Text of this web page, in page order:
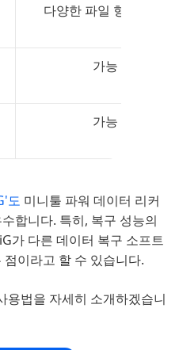
다양한 파일 형식 지원
가능
가능
도 미니툴 파워 데이터 리커
합니다. 특히, 복구 성능의
가 다른 데이터 복구 소프트
이라고 할 수 있습니다.
법을 자세히 소개하겠습니